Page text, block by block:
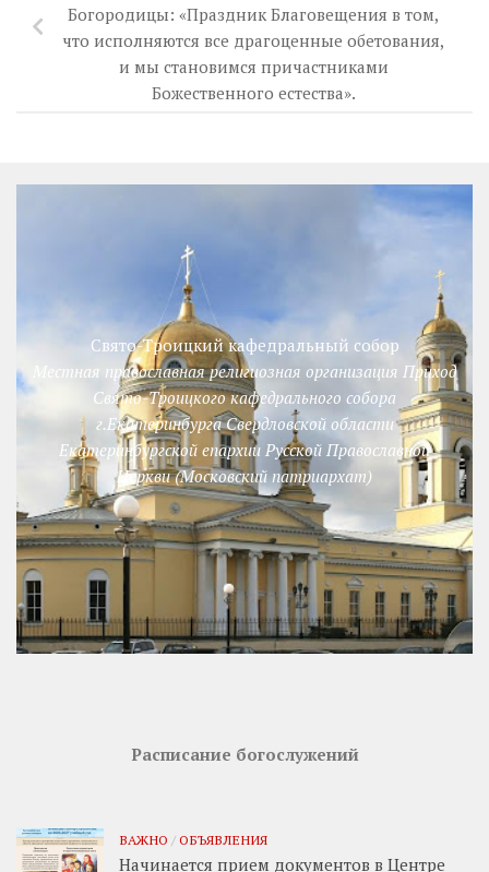
Богородицы: «Праздник Благовещения в том,
что исполняются все драгоценные обетования,
и мы становимся причастниками
Божественного естества».
Свято-Троицкий кафедральный собор
Местная православная религиозная организация Приход
Свято-Троицкого кафедрального собора
г.Екатеринбурга Свердловской области
Екатеринбургской епархии Русской Православной
Церкви (Московский патриархат)
Расписание богослужений
ВАЖНО / ОБЪЯВЛЕНИЯ
Начинается прием документов в Центре